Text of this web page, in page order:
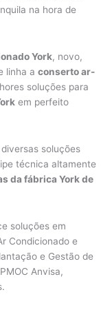
na hora de
York, novo,
linha aconserto ar-
soluções para
em perfeito
soluções
técnica altamente
da fábrica York de
soluções em
Condicionado e
e Gestão de
Anvisa,